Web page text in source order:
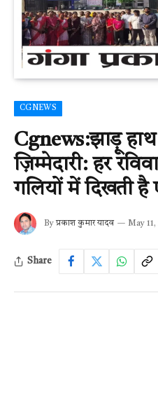
CGNEWS
Cgnews:झाड़ू
ज़िम्मेदारी: हर
गलियों में दिखती
By प्रकाश कुमार यादव May 11,
Share